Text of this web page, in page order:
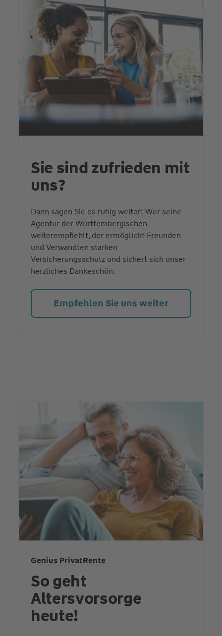
Sie sind zufrieden mit
uns?
Dann sagen Sie es ruhig weiter! Wer seine
Agentur der Württembergischen
weiterempfiehlt, der ermöglicht Freunden
und Verwandten starken
Versicherungsschutz und sichert sich unser
herzliches Dankeschön.
Empfehlen Sie uns weiter
Genius PrivatRente
So geht
Altersvorsorge
heute!